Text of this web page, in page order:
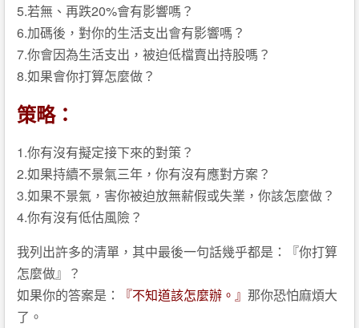
5.若無、再跌20%會有影響嗎？
6.加碼後，對你的生活支出會有影響嗎？
7.你會因為生活支出，被迫低檔賣出持股嗎？
8.如果會你打算怎麼做？
策略：
1.你有沒有擬定接下來的對策？
2.如果持續不景氣三年，你有沒有應對方案？
3.如果不景氣，害你被迫放無薪假或失業，你該怎麼做？
4.你有沒有低估風險？
我列出許多的清單，其中最後一句話幾乎都是：『你打算
怎麼做』？
如果你的答案是：
『不知道該怎麼辦。』 那你恐怕麻煩大
了。